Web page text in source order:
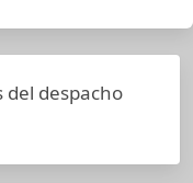
del despacho